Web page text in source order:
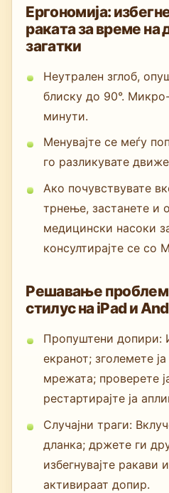
Ергономија:
раката за време на
загатки
Неутрален зглоб,
блиску до 90°.
минути.
Менувајте се меѓу
го разликувате
Ако почувствувате
трнење, застанете и
медицински насоки
консултирајте се со
Решавање
стилус на iPad и
Пропуштени допири:
екранот; зголемете
мрежата; проверете
рестартирајте ја
Случајни траги:
дланка; држете ги
избегнувајте ракави
активираат допир.